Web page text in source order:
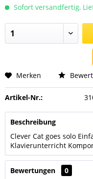
Sofort versandfertig,
Merken
Artikel-Nr.:
Beschreibung
Clever Cat goes solo
Klavierunterricht
Bewertungen 0